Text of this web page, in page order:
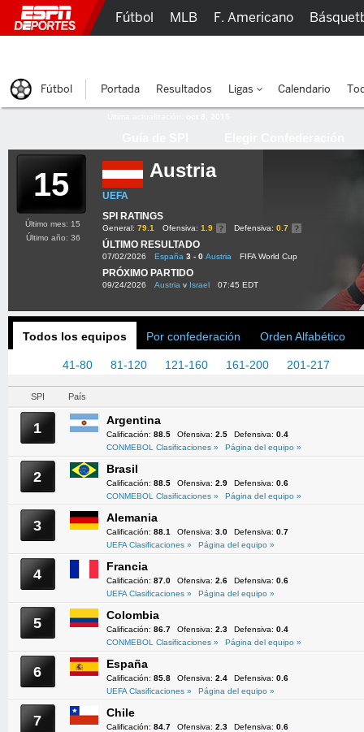
15 Austria
UEFA
SPI RATINGS
General: 79.1 Ofensiva: 1.9 Defensiva: 0.7
ÚLTIMO RESULTADO
07/02/2026 España 3 - 0 Austria FIFA World Cup
PRÓXIMO PARTIDO
09/24/2026 Austria v Israel 07:45 EDT
Último mes: 15
Último año: 36
Todos los equipos Por confederación Orden Alfabético
41-80 81-120 121-160 161-200 201-217
SPI País
1 Argentina
Calificación: 88.5 Ofensiva: 2.5 Defensiva: 0.4
CONMEBOL Clasificaciones »
Página del equipo »
2 Brasil
Calificación: 88.5 Ofensiva: 2.9 Defensiva: 0.6
CONMEBOL Clasificaciones »
Página del equipo »
3 Alemania
Calificación: 88.1 Ofensiva: 3.0 Defensiva: 0.7
UEFA Clasificaciones »
Página del equipo »
4 Francia
Calificación: 87.0 Ofensiva: 2.6 Defensiva: 0.6
UEFA Clasificaciones »
Página del equipo »
5 Colombia
Calificación: 86.7 Ofensiva: 2.3 Defensiva: 0.4
CONMEBOL Clasificaciones »
Página del equipo »
6 España
Calificación: 85.8 Ofensiva: 2.4 Defensiva: 0.6
UEFA Clasificaciones »
Página del equipo »
7 Chile
Calificación: 84.7 Ofensiva: 2.3 Defensiva: 0.6
Fútbol MLB F. Americano
Fútbol Portada Resultados Ligas Calendario